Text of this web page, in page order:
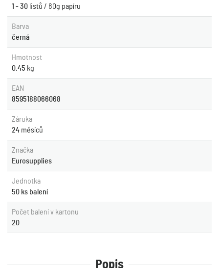
1 - 30 listů / 80g papíru
Barva
černá
Hmotnost
0.45 kg
EAN
8595188066068
Záruka
24 měsíců
Značka
Eurosupplies
Jednotka
50 ks balení
Počet balení v kartonu
20
Popis